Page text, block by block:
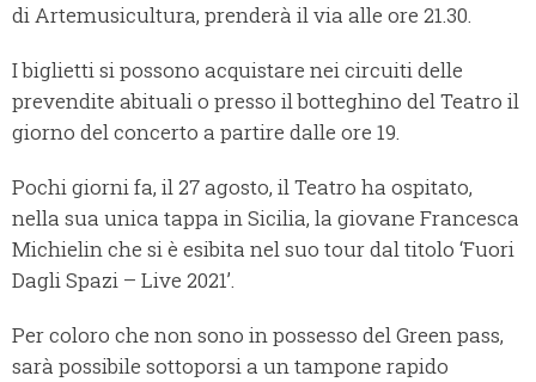
di Artemusicultura, prenderà il via alle ore 21.30.
I biglietti si possono acquistare nei circuiti delle
prevendite abituali o presso il botteghino del Teatro il
giorno del concerto a partire dalle ore 19.
Pochi giorni fa, il 27 agosto, il Teatro ha ospitato,
nella sua unica tappa in Sicilia, la giovane Francesca
Michielin che si è esibita nel suo tour dal titolo ‘Fuori
Dagli Spazi – Live 2021’.
Per coloro che non sono in possesso del Green pass,
sarà possibile sottoporsi a un tampone rapido